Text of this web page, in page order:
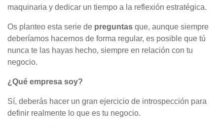
maquinaria y dedicar un tiempo a la reflexión estratégica.
Os planteo esta serie de preguntas que, aunque siempre
deberíamos hacernos de forma regular, es posible que tú
nunca te las hayas hecho, siempre en relación con tu
negocio.
¿Qué empresa soy?
Sí, deberás hacer un gran ejercicio de introspección para
definir realmente lo que es tu negocio.